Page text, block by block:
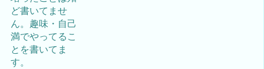
ど書いてませ
ん。趣味・自己
満でやってるこ
とを書いてま
す。